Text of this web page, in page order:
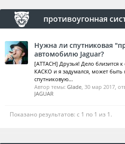
противоугонная
Нужна ли спутниковая
автомобилю Jaguar?
[ATTACH] Друзья! Дело близится
КАСКО и я задумался, может быть
спутниковую...
Автор темы: Glade, 30 мар 2017,
JAGUAR
Показано результатов: с 1 по 1 из 1.